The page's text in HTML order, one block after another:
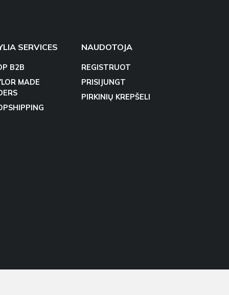
SERVICES
B2B
MADE
NAUDOTOJA
REGISTRUOT
PRISIJUNGT
PIRKINIŲ KREPŠELI